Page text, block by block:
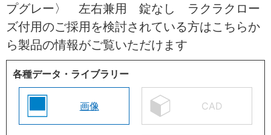
プグレー〉 左右兼用 錠なし ラクラクロー
ズ付用のご採用を検討されている方はこちらか
ら製品の情報がご覧いただけます
各種データ・ライブラリー
画像 CAD